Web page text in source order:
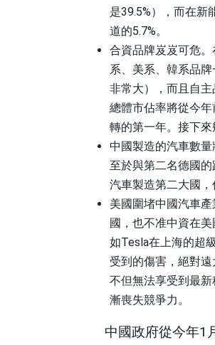
是39.5%），而在新
道的5.7%。
合資品牌岌岌可危
系、美系、韓系品
非常大），而且自
總體市佔率將從今年
轉的第一年。接下來
中國製造的汽車數
至於與第二名德國
汽車製造第二大國，
美國圍堵中國汽車
國，也不准中資在
如Tesla在上海的超
受到的傷害，絕對
不但無法享受到最
漸喪失競爭力。
中國政府從今年1